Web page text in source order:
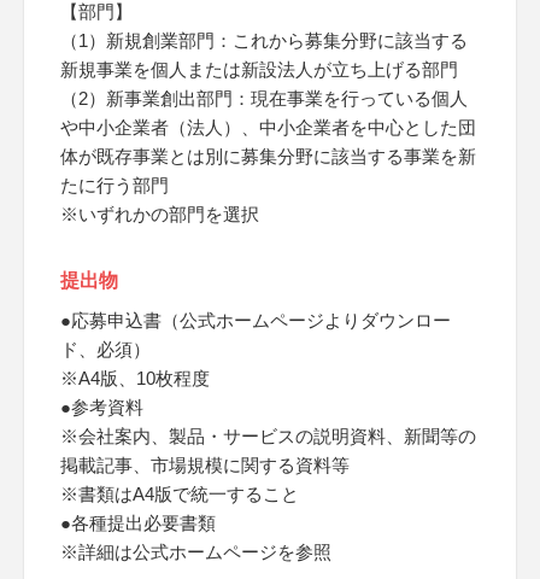
【部門】
（1）新規創業部門：これから募集分野に該当する
新規事業を個人または新設法人が立ち上げる部門
（2）新事業創出部門：現在事業を行っている個人
や中小企業者（法人）、中小企業者を中心とした団
体が既存事業とは別に募集分野に該当する事業を新
たに行う部門
※いずれかの部門を選択
提出物
●応募申込書（公式ホームページよりダウンロー
ド、必須）
※A4版、10枚程度
●参考資料
※会社案内、製品・サービスの説明資料、新聞等の
掲載記事、市場規模に関する資料等
※書類はA4版で統一すること
●各種提出必要書類
※詳細は公式ホームページを参照